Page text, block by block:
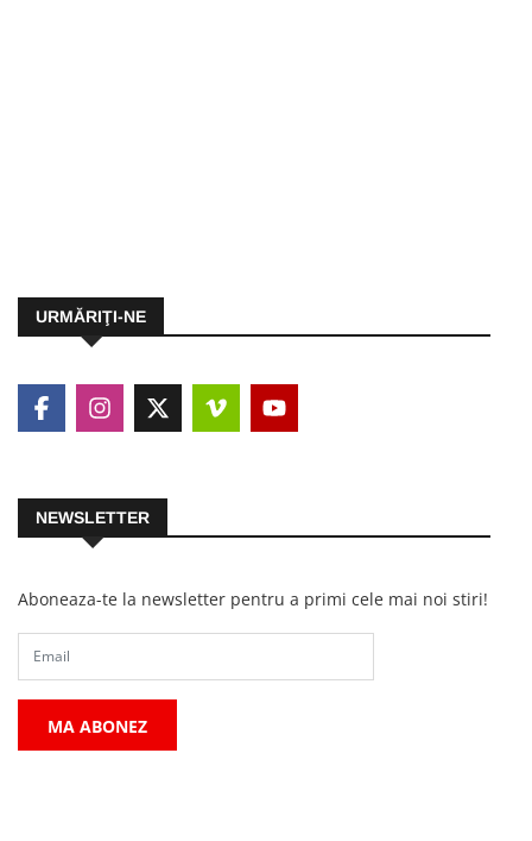
URMĂRIŢI-NE
NEWSLETTER
Aboneaza-te la newsletter pentru a primi cele mai noi stiri!
MA ABONEZ